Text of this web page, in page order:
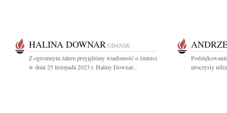
HALINA DOWNAR GDAŃSK
Z ogromnym żalem przyjęliśmy wiadomość o śmierci
w dniu 25 listopada 2023 r. Haliny Downar...
uroczysty